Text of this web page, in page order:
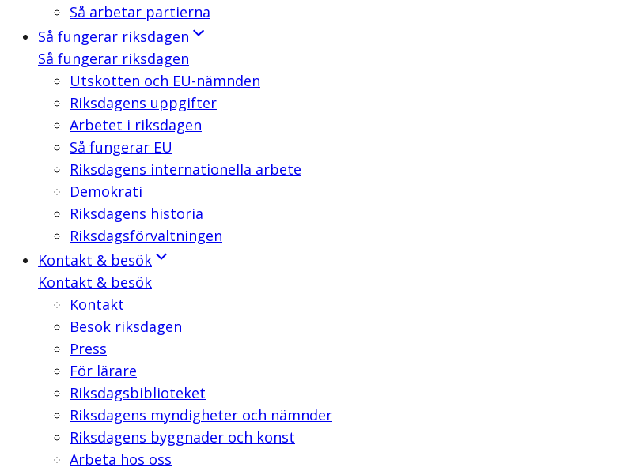
Så arbetar partierna
Så fungerar riksdagen
Så fungerar riksdagen
Utskotten och EU-nämnden
Riksdagens uppgifter
Arbetet i riksdagen
Så fungerar EU
Riksdagens internationella arbete
Demokrati
Riksdagens historia
Riksdagsförvaltningen
Kontakt & besök
Kontakt & besök
Kontakt
Besök riksdagen
Press
För lärare
Riksdagsbiblioteket
Riksdagens myndigheter och nämnder
Riksdagens byggnader och konst
Arbeta hos oss